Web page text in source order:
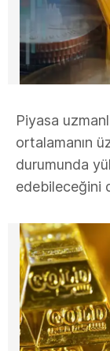
Piyasa
ortalamanın
durumunda
edebileceğini